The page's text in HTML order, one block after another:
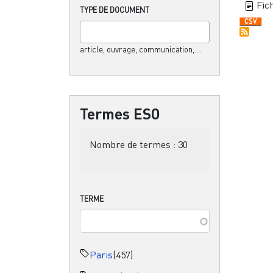
TYPE DE DOCUMENT
article, ouvrage, communication,....
Termes ESO
Nombre de termes : 30
TERME
Paris(457)